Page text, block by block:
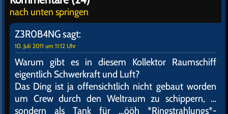
nach unten springen
Z3R0B4NGsagt:
10. Juli 2011 um 11:12 Uhr
Warum gibt es in diesem Kollektor Raumschiff
eigentlich Schwerkraft und Luft?
Das Ding ist ja offensichtlich nicht gebaut worden
um Crew durch den Weltraum zu schippern, …
sondern als Tank für …ööh *Ringstrahlungs*-